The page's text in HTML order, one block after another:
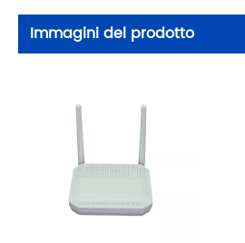
Immagini del prodotto